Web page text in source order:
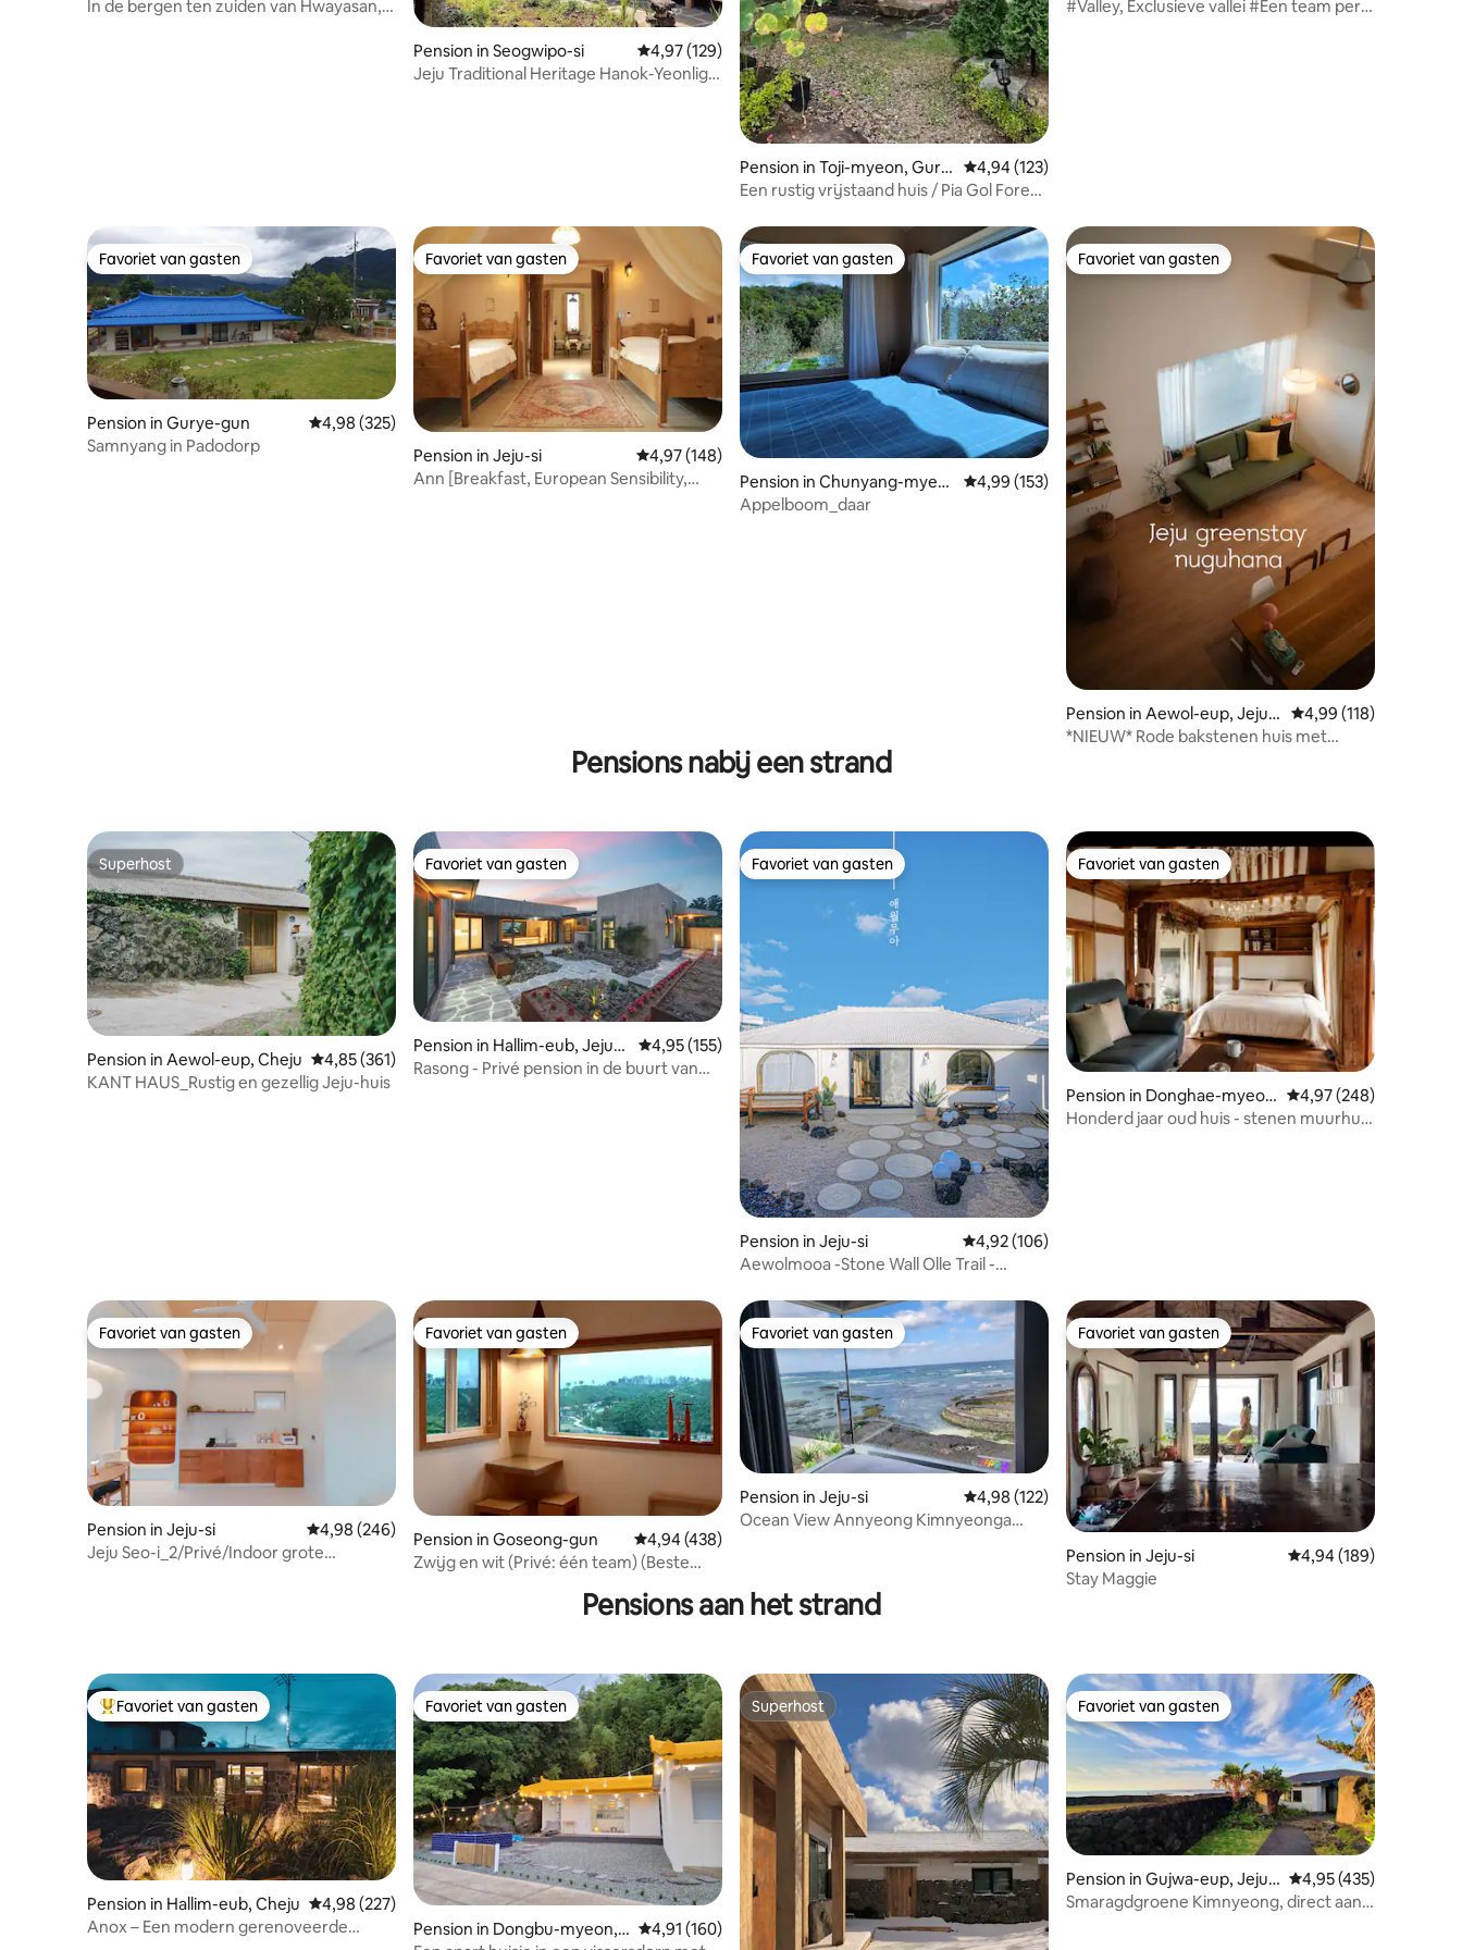
Uitchecktijd: 11.00 uur
In de bergen ten zuiden van Hwayasan,
Pension in Seogwipo-si Gemiddelde beoordeling van 4,97 uit 5, 129 recensies
4,97 (129)
Jeju Traditional Heritage Hanok-Yeonlige
Pension in Toji-myeon, Gury
e-gun
Gemiddelde beoordeling van 4,94 uit 5, 123 recensies
4,94 (123)
Een rustig vrijstaand huis / Pia Gol Forest
#Valley, Exclusieve vallei #Een team per
Favoriet van gasten
Favoriet van gasten
Pension in Gurye-gun Gemiddelde beoordeling van 4,98 uit 5, 325 recensies
4,98 (325)
Samnyang in Padodorp
Favoriet van gasten
Favoriet van gasten
Pension in Jeju-si Gemiddelde beoordeling van 4,97 uit 5, 148 recensies
4,97 (148)
Ann [Breakfast, European Sensibility,
Favoriet van gasten
Favoriet van gasten
Pension in Chunyang-myeo
n, Bonghwa-gun
Gemiddelde beoordeling van 4,99 uit 5, 153 recensies
4,99 (153)
Appelboom_daar
Favoriet van gasten
Favoriet van gasten
Pension in Aewol-eup, Jeju-s
i
Gemiddelde
4,99 (118)
*NIEUW* Rode bakstenen huis met
Pensions nabij een strand
Superhost
Superhost
Pension in Aewol-eup, Cheju Gemiddelde beoordeling van 4,85 uit 5, 361 recensies
4,85 (361)
KANT HAUS_Rustig en gezellig Jeju-huis
Favoriet van gasten
Favoriet van gasten
Pension in Hallim-eub, Jeju-s
i
Gemiddelde beoordeling van 4,95 uit 5, 155 recensies
4,95 (155)
Rasong - Privé pension in de buurt van
Favoriet van gasten
Favoriet van gasten
Pension in Jeju-si Gemiddelde beoordeling van 4,92 uit 5, 106 recensies
4,92 (106)
Aewolmooa -Stone Wall Olle Trail -
Favoriet van gasten
Favoriet van gasten
Pension in Donghae-myeo
n, Goseong
Gemiddelde
4,97 (248)
Honderd jaar oud huis - stenen muurhuis
Favoriet van gasten
Favoriet van gasten
Pension in Jeju-si Gemiddelde beoordeling van 4,98 uit 5, 246 recensies
4,98 (246)
Jeju Seo-i_2/Privé/Indoor grote
Favoriet van gasten
Favoriet van gasten
Pension in Goseong-gun Gemiddelde beoordeling van 4,94 uit 5, 438 recensies
4,94 (438)
Zwijg en wit (Privé: één team) (Beste
Favoriet van gasten
Favoriet van gasten
Pension in Jeju-si Gemiddelde beoordeling van 4,98 uit 5, 122 recensies
4,98 (122)
Ocean View Annyeong Kimnyeonga
Favoriet van gasten
Favoriet van gasten
Pension in Jeju-si Gemiddelde
4,94 (189)
Stay Maggie
Pensions aan het strand
Topfavoriet van gasten
Favoriet van gasten
Pension in Hallim-eub, Cheju Gemiddelde beoordeling van 4,98 uit 5, 227 recensies
4,98 (227)
Anox – Een modern gerenoveerde
Favoriet van gasten
Favoriet van gasten
Pension in Dongbu-myeon,
Gemiddelde beoordeling van 4,91 uit 5, 160 recensies
4,91 (160)
Superhost
Superhost Favoriet van gasten
Favoriet van gasten
Pension in Gujwa-eup, Jeju-
si
Gemiddelde
4,95 (435)
Smaragdgroene Kimnyeong, direct aan